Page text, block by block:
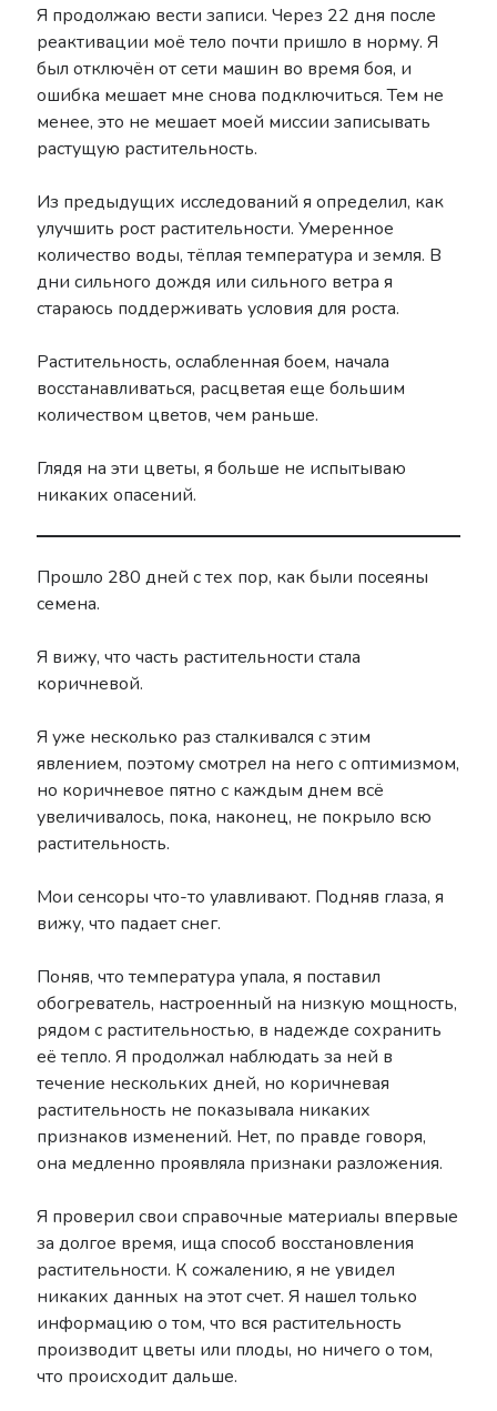
Я продолжаю вести записи. Через 22 дня после
реактивации моё тело почти пришло в норму. Я
был отключён от сети машин во время боя, и
ошибка мешает мне снова подключиться. Тем не
менее, это не мешает моей миссии записывать
растущую растительность.
Из предыдущих исследований я определил, как
улучшить рост растительности. Умеренное
количество воды, тёплая температура и земля. В
дни сильного дождя или сильного ветра я
стараюсь поддерживать условия для роста.
Растительность, ослабленная боем, начала
восстанавливаться, расцветая еще большим
количеством цветов, чем раньше.
Глядя на эти цветы, я больше не испытываю
никаких опасений.
Прошло 280 дней с тех пор, как были посеяны
семена.
Я вижу, что часть растительности стала
коричневой.
Я уже несколько раз сталкивался с этим
явлением, поэтому смотрел на него с оптимизмом,
но коричневое пятно с каждым днем всё
увеличивалось, пока, наконец, не покрыло всю
растительность.
Мои сенсоры что-то улавливают. Подняв глаза, я
вижу, что падает снег.
Поняв, что температура упала, я поставил
обогреватель, настроенный на низкую мощность,
рядом с растительностью, в надежде сохранить
её тепло. Я продолжал наблюдать за ней в
течение нескольких дней, но коричневая
растительность не показывала никаких
признаков изменений. Нет, по правде говоря,
она медленно проявляла признаки разложения.
Я проверил свои справочные материалы впервые
за долгое время, ища способ восстановления
растительности. К сожалению, я не увидел
никаких данных на этот счет. Я нашел только
информацию о том, что вся растительность
производит цветы или плоды, но ничего о том,
что происходит дальше.